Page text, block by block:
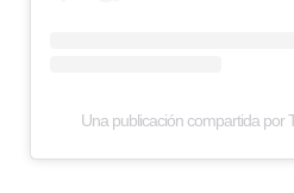
Una publicación compartida por